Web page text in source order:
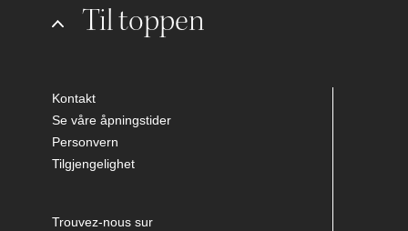
Til toppen
Kontakt
Se våre åpningstider
Personvern
Tilgjengelighet
Trouvez-nous sur